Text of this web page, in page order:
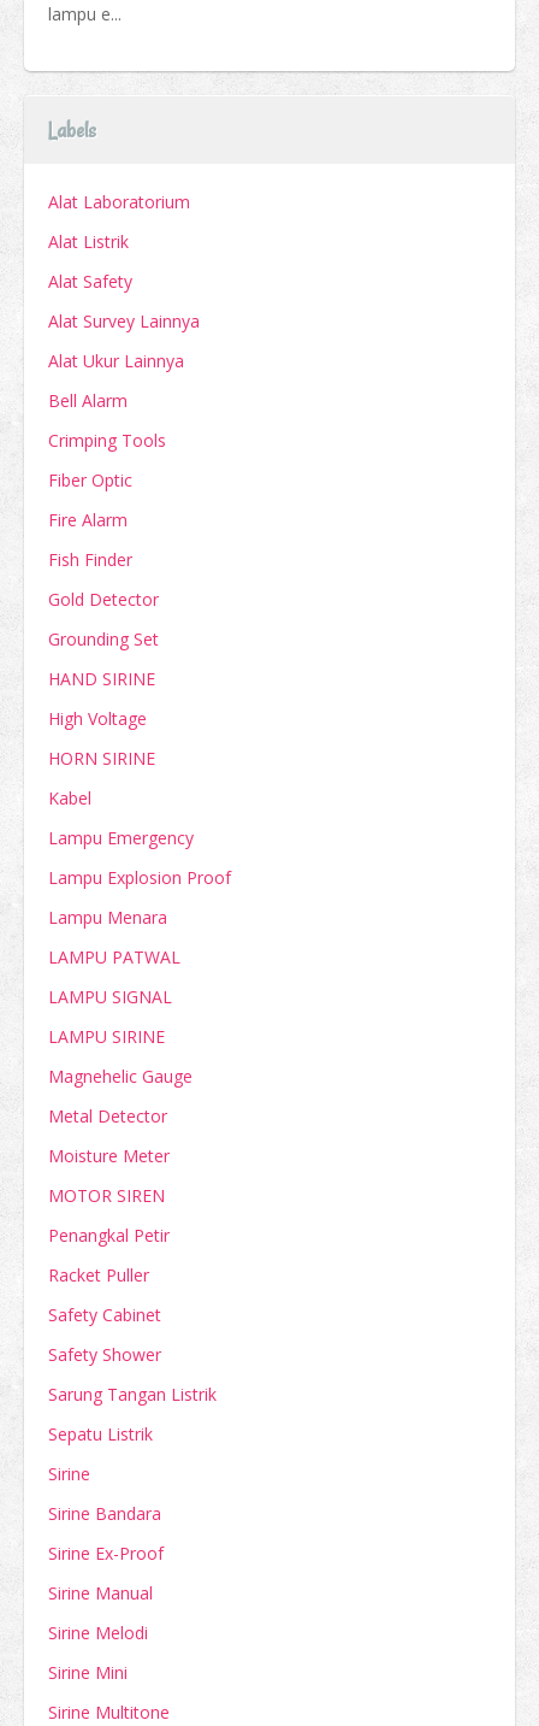
lampu e...
Labels
Alat Laboratorium
Alat Listrik
Alat Safety
Alat Survey Lainnya
Alat Ukur Lainnya
Bell Alarm
Crimping Tools
Fiber Optic
Fire Alarm
Fish Finder
Gold Detector
Grounding Set
HAND SIRINE
High Voltage
HORN SIRINE
Kabel
Lampu Emergency
Lampu Explosion Proof
Lampu Menara
LAMPU PATWAL
LAMPU SIGNAL
LAMPU SIRINE
Magnehelic Gauge
Metal Detector
Moisture Meter
MOTOR SIREN
Penangkal Petir
Racket Puller
Safety Cabinet
Safety Shower
Sarung Tangan Listrik
Sepatu Listrik
Sirine
Sirine Bandara
Sirine Ex-Proof
Sirine Manual
Sirine Melodi
Sirine Mini
Sirine Multitone